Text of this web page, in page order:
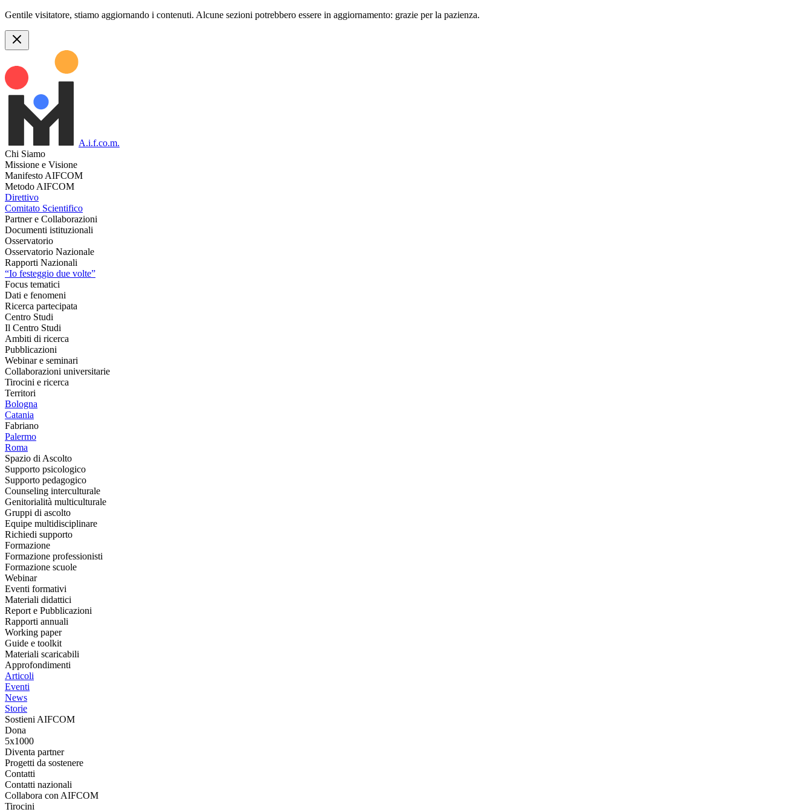
Gentile visitatore, stiamo aggiornando i contenuti. Alcune sezioni potrebbero essere in aggiornamento: grazie per la pazienza.
A.i.f.co.m.
Chi Siamo
Missione e Visione
Manifesto AIFCOM
Metodo AIFCOM
Direttivo
Comitato Scientifico
Partner e Collaborazioni
Documenti istituzionali
Osservatorio
Osservatorio Nazionale
Rapporti Nazionali
“Io festeggio due volte”
Focus tematici
Dati e fenomeni
Ricerca partecipata
Centro Studi
Il Centro Studi
Ambiti di ricerca
Pubblicazioni
Webinar e seminari
Collaborazioni universitarie
Tirocini e ricerca
Territori
Bologna
Catania
Fabriano
Palermo
Roma
Spazio di Ascolto
Supporto psicologico
Supporto pedagogico
Counseling interculturale
Genitorialità multiculturale
Gruppi di ascolto
Equipe multidisciplinare
Richiedi supporto
Formazione
Formazione professionisti
Formazione scuole
Webinar
Eventi formativi
Materiali didattici
Report e Pubblicazioni
Rapporti annuali
Working paper
Guide e toolkit
Materiali scaricabili
Approfondimenti
Articoli
Eventi
News
Storie
Sostieni AIFCOM
Dona
5x1000
Diventa partner
Progetti da sostenere
Contatti
Contatti nazionali
Collabora con AIFCOM
Tirocini